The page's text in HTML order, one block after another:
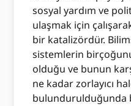
sosyal yardım ve
ulaşmak için
bir katalizördür.
sistemlerin
olduğu ve bunun
ne kadar zorlayıcı
bulundurulduğunda